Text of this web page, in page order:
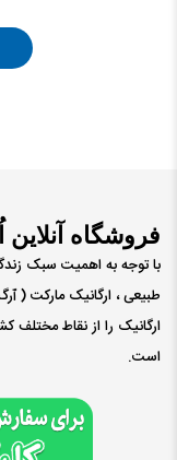
فروشگاه
با توجه به اهمیت سبک
طبیعی ، ارگانیک مارکت (
ارگانیک را از نقاط
است.